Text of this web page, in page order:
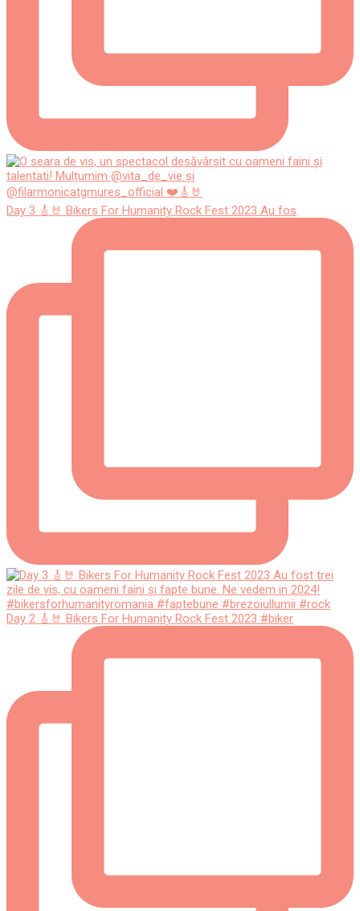
Day 3 🎸🤘 Bikers For Humanity Rock Fest 2023 Au fos
Day 2 🎸🤘 Bikers For Humanity Rock Fest 2023 #biker